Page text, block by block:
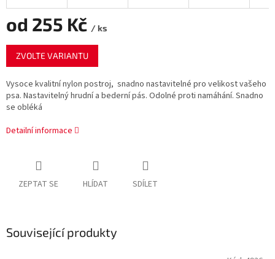
od 255 Kč / ks
Měrná
cena:
ZVOLTE VARIANTU
Vysoce kvalitnínylon postroj, snadno nastavitelné pro velikost vašeho
psa. Nastavitelný hrudní a bederní pás. Odolné proti namáhání. Snadno
se obléká
Detailní informace
ZEPTAT SE HLÍDAT SDÍLET
Související produkty